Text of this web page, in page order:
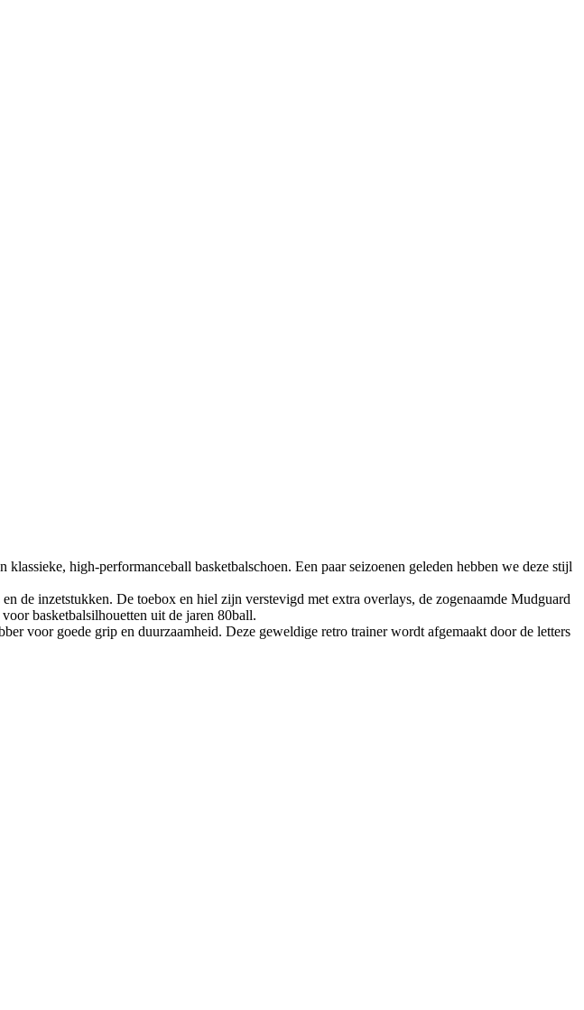
high-performanceball basketbalschoen. Een paar seizoenen geleden hebben we deze stijl
de inzetstukken. De toebox en hiel zijn verstevigd met extra overlays, de zogenaamde Mudguard
basketbalsilhouetten uit de jaren 80ball.
voor goede grip en duurzaamheid. Deze geweldige retro trainer wordt afgemaakt door de letters